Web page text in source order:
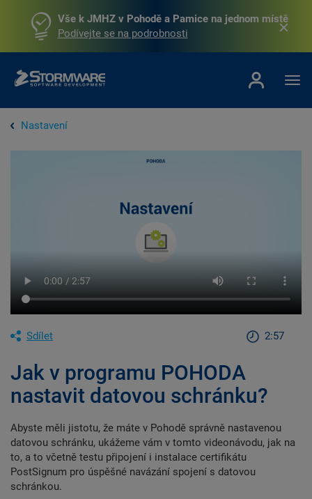
Vše k JMHZ v Pohodě a Pamice na jednom místě
Podívejte se na podrobnosti
Nastavení
Sdílet 2:57
Jak v programu POHODA
nastavit datovou schránku?
Abyste měli jistotu, že máte v Pohodě správně nastavenou
datovou schránku, ukážeme vám v tomto videonávodu, jak na
to, a to včetně testu připojení i instalace certifikátu
PostSignum pro úspěšné navázání spojení s datovou
schránkou.